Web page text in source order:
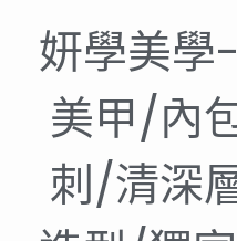
妍學美
美甲/內
刺/清深